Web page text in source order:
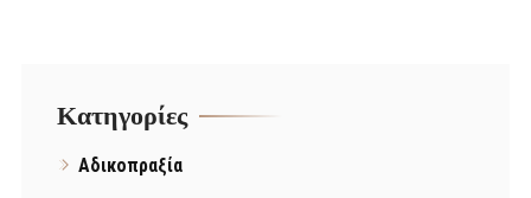
Kατηγορίες
Αδικοπραξία